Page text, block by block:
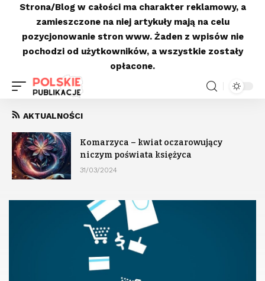
Strona/Blog w całości ma charakter reklamowy, a
zamieszczone na niej artykuły mają na celu
pozycjonowanie stron www. Żaden z wpisów nie
pochodzi od użytkowników, a wszystkie zostały
opłacone.
AKTUALNOŚCI
Komarzyca – kwiat oczarowujący
niczym poświata księżyca
31/03/2024